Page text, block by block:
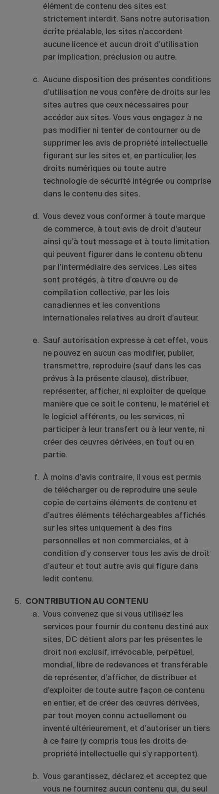
élément de contenu des sites est
strictement interdit. Sans notre autorisation
écrite préalable, les sites n’accordent
aucune licence et aucun droit d’utilisation
par implication, préclusion ou autre.
Aucune disposition des présentes conditions
d’utilisation ne vous confère de droits sur les
sites autres que ceux nécessaires pour
accéder aux sites. Vous vous engagez à ne
pas modifier ni tenter de contourner ou de
supprimer les avis de propriété intellectuelle
figurant sur les sites et, en particulier, les
droits numériques ou toute autre
technologie de sécurité intégrée ou comprise
dans le contenu des sites.
Vous devez vous conformer à toute marque
de commerce, à tout avis de droit d’auteur
ainsi qu’à tout message et à toute limitation
qui peuvent figurer dans le contenu obtenu
par l’intermédiaire des services. Les sites
sont protégés, à titre d’œuvre ou de
compilation collective, par les lois
canadiennes et les conventions
internationales relatives au droit d’auteur.
Sauf autorisation expresse à cet effet, vous
ne pouvez en aucun cas modifier, publier,
transmettre, reproduire (sauf dans les cas
prévus à la présente clause), distribuer,
représenter, afficher, ni exploiter de quelque
manière que ce soit le contenu, le matériel et
le logiciel afférents, ou les services, ni
participer à leur transfert ou à leur vente, ni
créer des œuvres dérivées, en tout ou en
partie.
À moins d’avis contraire, il vous est permis
de télécharger ou de reproduire une seule
copie de certains éléments de contenu et
d’autres éléments téléchargeables affichés
sur les sites uniquement à des fins
personnelles et non commerciales, et à
condition d’y conserver tous les avis de droit
d’auteur et tout autre avis qui figure dans
ledit contenu.
CONTRIBUTION AU CONTENU
Vous convenez que si vous utilisez les
services pour fournir du contenu destiné aux
sites, DC détient alors par les présentes le
droit non exclusif, irrévocable, perpétuel,
mondial, libre de redevances et transférable
de représenter, d’afficher, de distribuer et
d’exploiter de toute autre façon ce contenu
en entier, et de créer des œuvres dérivées,
par tout moyen connu actuellement ou
inventé ultérieurement, et d’autoriser un tiers
à ce faire (y compris tous les droits de
propriété intellectuelle qui s’y rapportent).
Vous garantissez, déclarez et acceptez que
vous ne fournirez aucun contenu qui, du seul